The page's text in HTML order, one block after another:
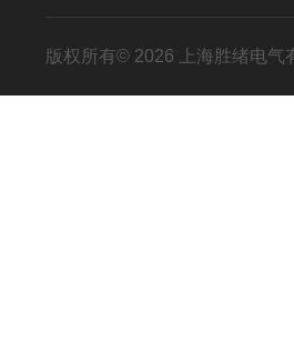
版权所有© 2026 上海胜绪电